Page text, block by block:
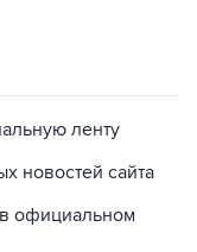
ленту
новостей сайта
официальном